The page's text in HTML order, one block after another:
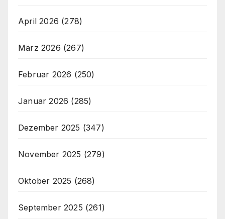
April 2026 (278)
März 2026 (267)
Februar 2026 (250)
Januar 2026 (285)
Dezember 2025 (347)
November 2025 (279)
Oktober 2025 (268)
September 2025 (261)